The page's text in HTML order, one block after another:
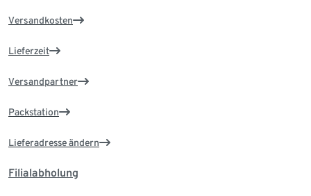
Versandkosten
Lieferzeit
Versandpartner
Packstation
Lieferadresse ändern
Filialabholung